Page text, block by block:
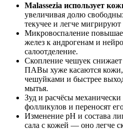
Malassezia использует
увеличивая долю
текучее и легче
Микровоспаление
желез к андрогенам и
салоотделение.
Скопление чешуек
ПАВы хуже касаются кожи,
чешуйками и быстрее
мытья.
Зуд и расчёсы
фолликулов и переносят
Изменение pH и состава
сала с кожей — оно легче